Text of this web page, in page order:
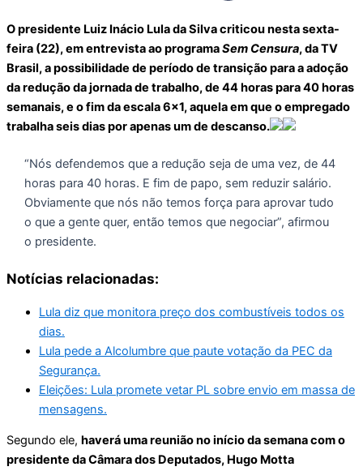
O presidente Luiz Inácio Lula da Silva criticou nesta sexta-
feira (22), em entrevista ao programaSem Censura, da TV
Brasil, a possibilidade de período de transição para a adoção
da redução da jornada de trabalho, de 44 horas para 40 horas
semanais, e o fim da escala 6×1, aquela em que o empregado
trabalha seis dias por apenas um de descanso.
“Nós defendemos que a redução seja de uma vez, de 44
horas para 40 horas. E fim de papo, sem reduzir salário.
Obviamente que nós não temos força para aprovar tudo
o que a gente quer, então temos que negociar”, afirmou
o presidente.
Notícias relacionadas:
Lula diz que monitora preço dos combustíveis todos os
dias.
Lula pede a Alcolumbre que paute votação da PEC da
Segurança.
Eleições: Lula promete vetar PL sobre envio em massa de
mensagens.
Segundo ele, haverá uma reunião no início da semana com o
presidente da Câmara dos Deputados, Hugo Motta